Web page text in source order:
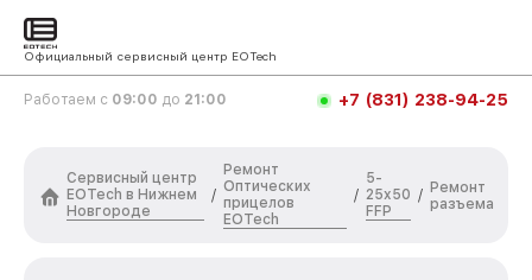
Официальный сервисный центр EOTech
Работаем с 09:00 до 21:00 +7 (831) 238-94-25
Сервисный центр
EOTech в Нижнем
Новгороде
/
Ремонт
Оптических
прицелов
EOTech
/
5-
25x50
FFP
/ Ремонт
разъема